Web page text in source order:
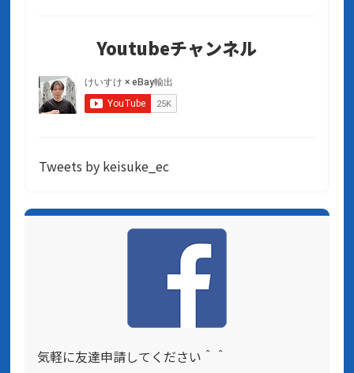
Youtubeチャンネル
Tweets by keisuke_ec
気軽に友達申請してください＾＾